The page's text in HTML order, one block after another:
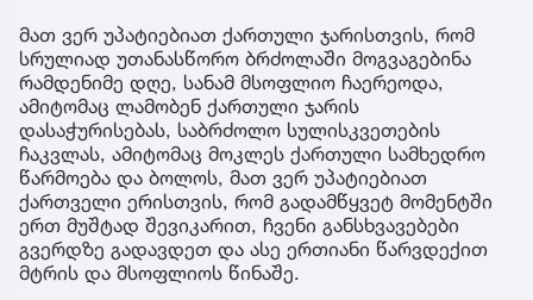
მათ ვერ უპატიებიათ ქართული ჯარისთვის, რომ
სრულიად უთანასწორო ბრძოლაში მოგვაგებინა
რამდენიმე დღე, სანამ მსოფლიო ჩაერეოდა,
ამიტომაც ლამობენ ქართული ჯარის
დასაჭურისებას, საბრძოლო სულისკვეთების
ჩაკვლას, ამიტომაც მოკლეს ქართული სამხედრო
წარმოება და ბოლოს, მათ ვერ უპატიებიათ
ქართველი ერისთვის, რომ გადამწყვეტ მომენტში
ერთ მუშტად შევიკარით, ჩვენი განსხვავებები
გვერდზე გადავდეთ და ასე ერთიანი წარვდექით
მტრის და მსოფლიოს წინაშე.